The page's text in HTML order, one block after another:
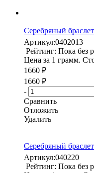
Серебряный
Артикул:0402013
Рейтинг: Пока без
Цена за 1 грамм.
1660 ₽
1660 ₽
-
Сравнить
Отложить
Удалить
Серебряный
Артикул:040220
Рейтинг: Пока без